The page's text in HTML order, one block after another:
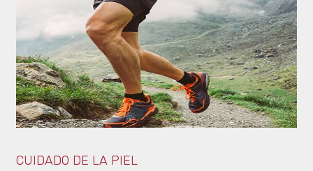
CUIDADO DE LA PIEL